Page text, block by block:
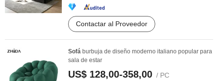
Contactar al Proveedor
Sofá burbuja de diseño moderno italiano popular para
sala de estar
US$ 128,00-358,00 / PC